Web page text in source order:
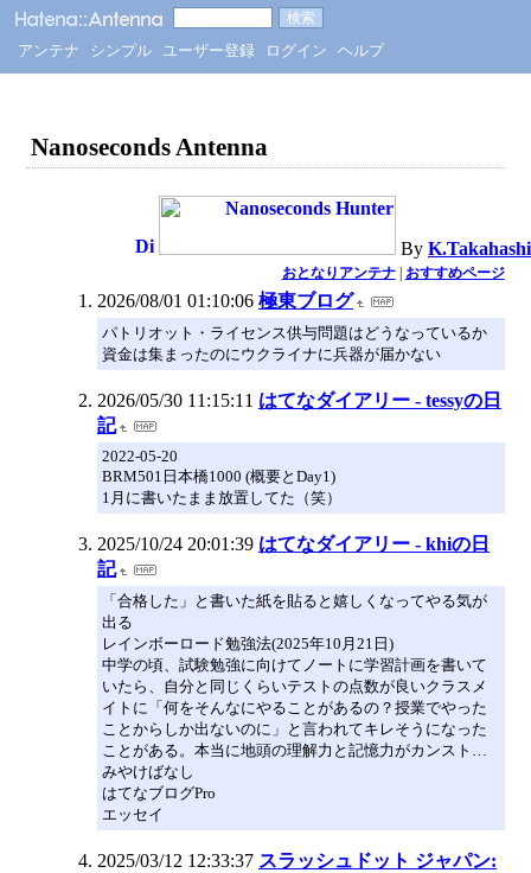
アンテナ シンプル ユーザー登録 ログイン ヘルプ
Nanoseconds Antenna
By K.Takahashi
おとなりアンテナ| おすすめページ
2026/08/01 01:10:06 極東ブログ
パトリオット・ライセンス供与問題はどうなっているか
資金は集まったのにウクライナに兵器が届かない
2026/05/30 11:15:11 はてなダイアリー - tessyの日
記
2022-05-20
BRM501日本橋1000 (概要とDay1)
1月に書いたまま放置してた（笑）
2025/10/24 20:01:39 はてなダイアリー - khiの日
記
「合格した」と書いた紙を貼ると嬉しくなってやる気が
出る
レインボーロード勉強法(2025年10月21日)
中学の頃、試験勉強に向けてノートに学習計画を書いて
いたら、自分と同じくらいテストの点数が良いクラスメ
イトに「何をそんなにやることがあるの？授業でやった
ことからしか出ないのに」と言われてキレそうになった
ことがある。本当に地頭の理解力と記憶力がカンスト…
みやけばなし
はてなブログPro
エッセイ
2025/03/12 12:33:37 スラッシュドット ジャパン: